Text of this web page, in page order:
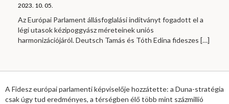
2023. 10. 05.
Az Európai Parlament állásfoglalási indítványt fogadott el a
légi utasok kézipoggyász méreteinek uniós
harmonizációjáról. Deutsch Tamás és Tóth Edina fideszes […]
A Fidesz európai parlamenti képviselője hozzátette: a Duna-stratégia
csak úgy tud eredményes, a térségben élő több mint százmillió